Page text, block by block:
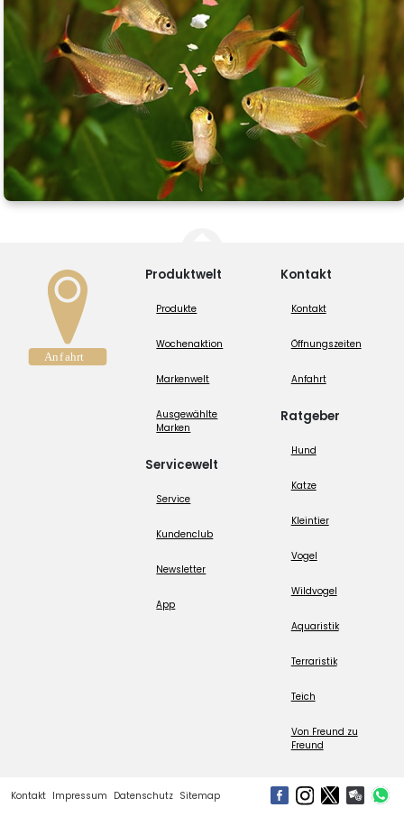
Produktwelt
Produkte
Wochenaktion
Markenwelt
Ausgewählte
Marken
Servicewelt
Service
Kundenclub
Newsletter
App
Kontakt
Kontakt
Öffnungszeiten
Anfahrt
Ratgeber
Hund
Katze
Kleintier
Vogel
Wildvogel
Aquaristik
Terraristik
Teich
Von Freund zu
Freund
Kontakt Impressum Datenschutz Sitemap